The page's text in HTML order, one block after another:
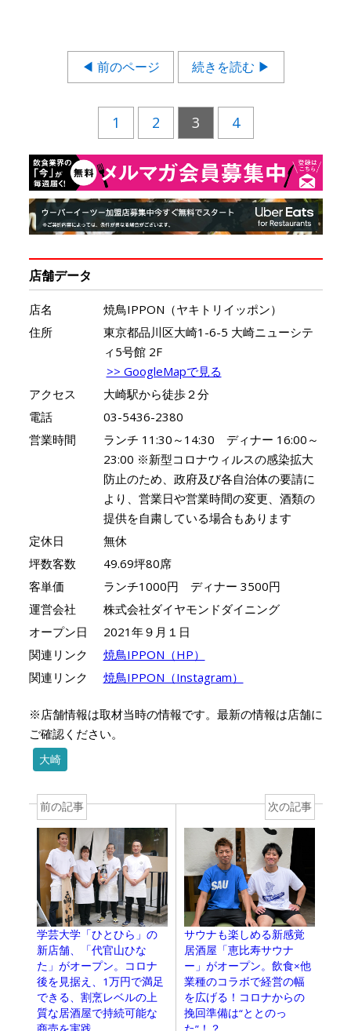
◀ 前のページ 続きを読む ▶
1 2 3 4
店舗データ
店名
焼鳥IPPON（ヤキトリイッポン）
住所
東京都品川区大崎1-6-5 大崎ニューシテ
ィ5号館 2F
>> GoogleMapで見る
アクセス
大崎駅から徒歩２分
電話
03-5436-2380
営業時間
ランチ 11:30～14:30 ディナー 16:00～
23:00 ※新型コロナウィルスの感染拡大
防止のため、政府及び各自治体の要請に
より、営業日や営業時間の変更、酒類の
提供を自粛している場合もあります
定休日
無休
坪数客数
49.69坪80席
客単価
ランチ1000円 ディナー 3500円
運営会社
株式会社ダイヤモンドダイニング
オープン日
2021年９月１日
関連リンク
焼鳥IPPON（HP）
関連リンク
焼鳥IPPON（Instagram）
※店舗情報は取材当時の情報です。最新の情報は店舗に
ご確認ください。
大崎
前の記事
学芸大学「ひとひら」の
新店舗、「代官山ひな
た」がオープン。コロナ
後を見据え、1万円で満足
できる、割烹レベルの上
質な居酒屋で持続可能な
次の記事
サウナも楽しめる新感覚
居酒屋「恵比寿サウナ
ー」がオープン。飲食×他
業種のコラボで経営の幅
を広げる！コロナからの
挽回準備は“ととのっ